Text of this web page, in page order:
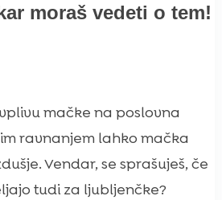
moraš vedeti o tem!
mačke na poslovna
ravnanjem lahko mačka
Vendar, se sprašuješ, če
tudi za ljubljenčke?